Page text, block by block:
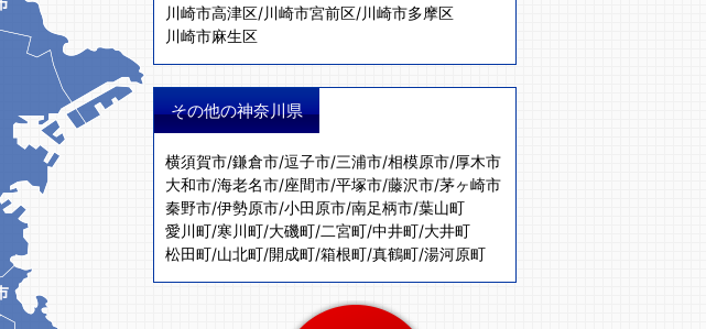
川崎市高津区/川崎市宮前区/川崎市多摩区
川崎市麻生区
その他の神奈川県
横須賀市/鎌倉市/逗子市/三浦市/相模原市/厚木市
大和市/海老名市/座間市/平塚市/藤沢市/茅ヶ崎市
秦野市/伊勢原市/小田原市/南足柄市/葉山町
愛川町/寒川町/大磯町/二宮町/中井町/大井町
松田町/山北町/開成町/箱根町/真鶴町/湯河原町